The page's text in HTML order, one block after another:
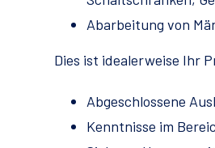
Abarbeitung von
Dies ist idealerweise Ihr
Abgeschlossene
Kenntnisse im